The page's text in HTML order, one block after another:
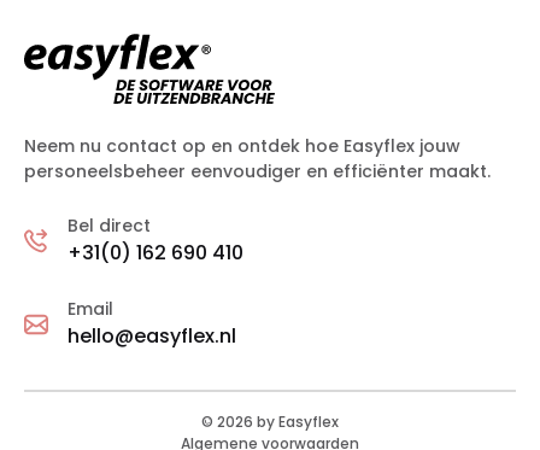
Neem nu contact op en ontdek hoe Easyflex jouw
personeelsbeheer eenvoudiger en efficiënter maakt.
Bel direct
+31(0) 162 690 410
Email
hello@easyflex.nl
© 2026 by Easyflex
Algemene voorwaarden